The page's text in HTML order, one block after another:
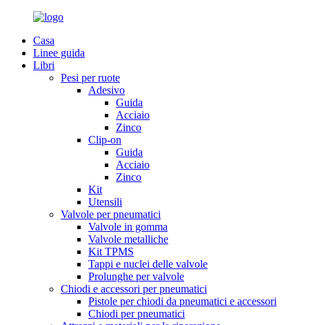
Casa
Linee guida
Libri
Pesi per ruote
Adesivo
Guida
Acciaio
Zinco
Clip-on
Guida
Acciaio
Zinco
Kit
Utensili
Valvole per pneumatici
Valvole in gomma
Valvole metalliche
Kit TPMS
Tappi e nuclei delle valvole
Prolunghe per valvole
Chiodi e accessori per pneumatici
Pistole per chiodi da pneumatici e accessori
Chiodi per pneumatici